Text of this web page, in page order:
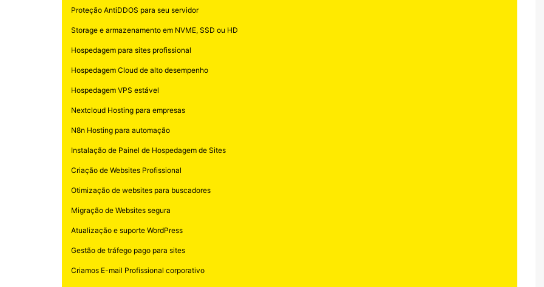
Proteção AntiDDOS para seu servidor
Storage e armazenamento em NVME, SSD ou HD
Hospedagem para sites profissional
Hospedagem Cloud de alto desempenho
Hospedagem VPS estável
Nextcloud Hosting para empresas
N8n Hosting para automação
Instalação de Painel de Hospedagem de Sites
Criação de Websites Profissional
Otimização de websites para buscadores
Migração de Websites segura
Atualização e suporte WordPress
Gestão de tráfego pago para sites
Criamos E-mail Profissional corporativo